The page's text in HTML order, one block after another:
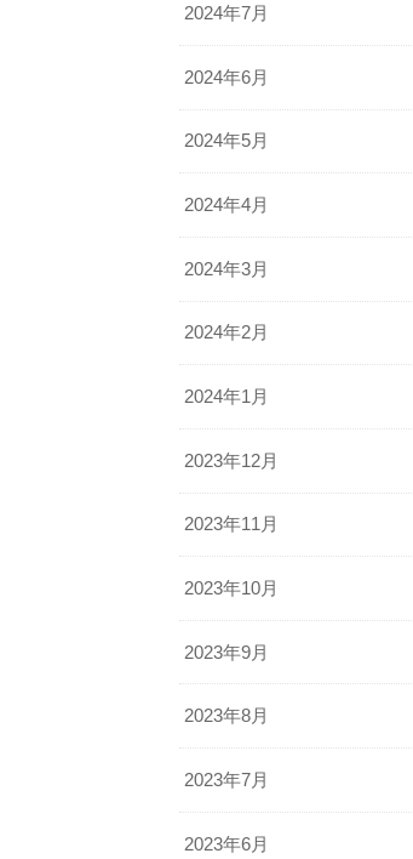
2024年7月
2024年6月
2024年5月
2024年4月
2024年3月
2024年2月
2024年1月
2023年12月
2023年11月
2023年10月
2023年9月
2023年8月
2023年7月
2023年6月